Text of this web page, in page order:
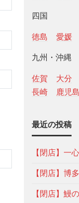
四国
徳島 愛媛
九州・沖縄
佐賀 大分
長崎
鹿児島
最近の投稿
【閉店】一
【閉店】博
【閉店】鰻